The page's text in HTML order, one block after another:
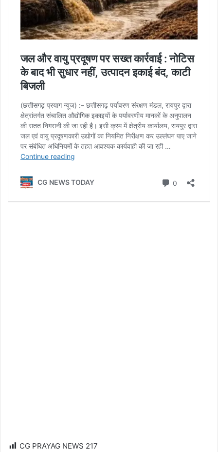
CG PRAYAG NEWS 217